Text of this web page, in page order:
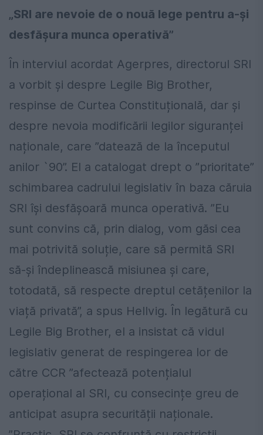
„SRI are nevoie de o nouă lege pentru a-și
desfășura munca operativă”
În interviul acordat Agerpres, directorul SRI
a vorbit și despre Legile Big Brother,
respinse de Curtea Constituțională, dar și
despre nevoia modificării legilor siguranței
naționale, care ”datează de la începutul
anilor `90”. El a catalogat drept o ”prioritate”
schimbarea cadrului legislativ în baza căruia
SRI își desfășoară munca operativă. ”Eu
sunt convins că, prin dialog, vom găsi cea
mai potrivită soluție, care să permită SRI
să-și îndeplinească misiunea și care,
totodată, să respecte dreptul cetățenilor la
viață privată”, a spus Hellvig. În legătură cu
Legile Big Brother, el a insistat că vidul
legislativ generat de respingerea lor de
către CCR ”afectează potențialul
operațional al SRI, cu consecințe greu de
anticipat asupra securității naționale.